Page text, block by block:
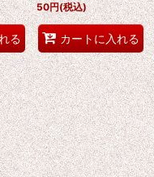
る
50円(税込)
カートに入れる